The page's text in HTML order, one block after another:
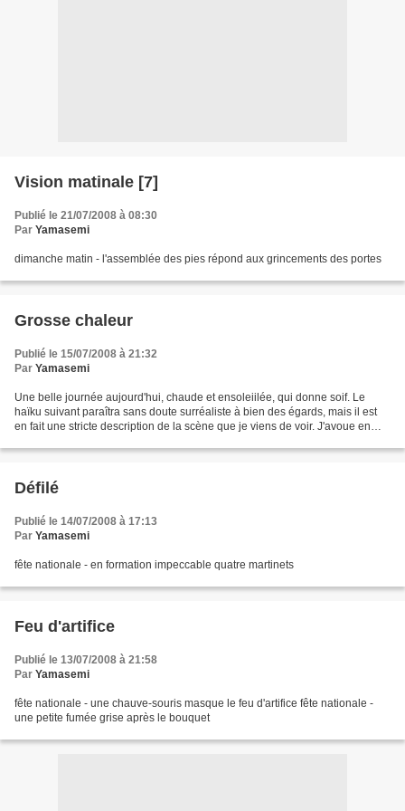
Vision matinale [7]
Publié le 21/07/2008 à 08:30
Par Yamasemi
dimanche matin - l'assemblée des pies répond aux grincements des portes
Grosse chaleur
Publié le 15/07/2008 à 21:32
Par Yamasemi
Une belle journée aujourd'hui, chaude et ensoleiilée, qui donne soif. Le
haïku suivant paraîtra sans doute surréaliste à bien des égards, mais il est
en fait une stricte description de la scène que je viens de voir. J'avoue en
Défilé
Publié le 14/07/2008 à 17:13
Par Yamasemi
fête nationale - en formation impeccable quatre martinets
Feu d'artifice
Publié le 13/07/2008 à 21:58
Par Yamasemi
fête nationale - une chauve-souris masque le feu d'artifice fête nationale -
une petite fumée grise après le bouquet